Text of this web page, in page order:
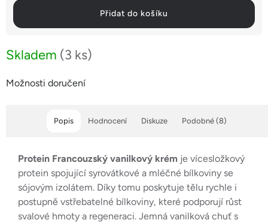
Skladem (3 ks)
Možnosti doručení
Přidat do košíku
Popis Podobné (8)
Hodnocení Diskuze
Protein Francouzský vanilkový krém je vícesložkový
protein spojující syrovátkové a mléčné bílkoviny se
sójovým izolátem. Díky tomu poskytuje tělu rychle i
postupně vstřebatelné bílkoviny, které podporují růst
svalové hmoty a regeneraci. Jemná vanilková chuť s